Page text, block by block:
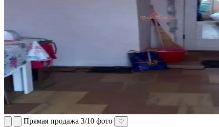
Прямая продажа 3/10 фото ♡